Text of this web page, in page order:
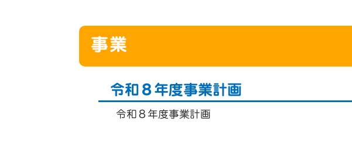
事業
令和８年度事業計画
令和８年度事業計画